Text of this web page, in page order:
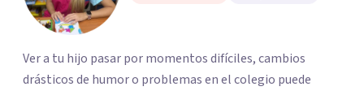
Ver a tu hijo pasar por momentos difíciles, cambios
drásticos de humor o problemas en el colegio puede